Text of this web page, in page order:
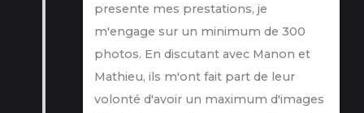
presente mes prestations, je
m'engage sur un minimum de 300
photos. En discutant avec Manon et
Mathieu, ils m'ont fait part de leur
volonté d'avoir un maximum d'images